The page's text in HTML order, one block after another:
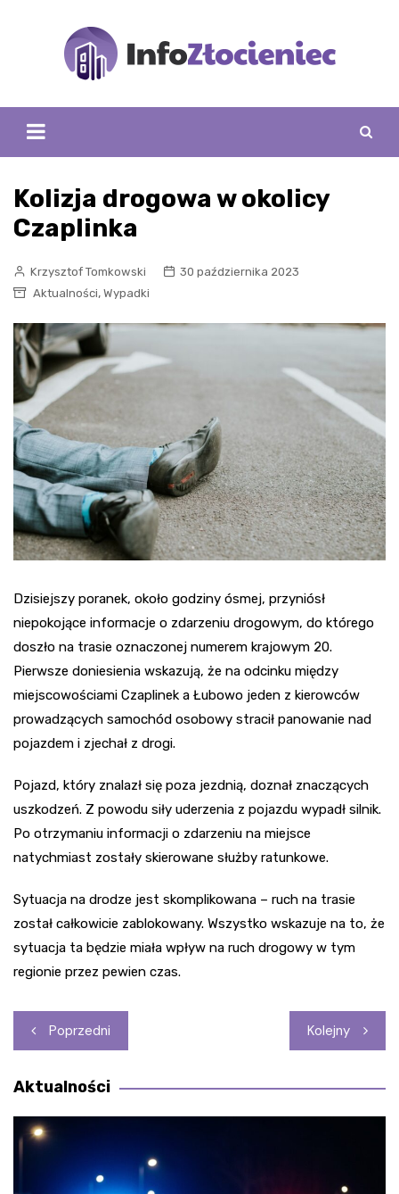
Kolizja drogowa w okolicy
Czaplinka
Krzysztof Tomkowski
30 października 2023
Aktualności, Wypadki
Dzisiejszy poranek, około godziny ósmej, przyniósł
niepokojące informacje o zdarzeniu drogowym, do którego
doszło na trasie oznaczonej numerem krajowym 20.
Pierwsze doniesienia wskazują, że na odcinku między
miejscowościami Czaplinek a Łubowo jeden z kierowców
prowadzących samochód osobowy stracił panowanie nad
pojazdem i zjechał z drogi.
Pojazd, który znalazł się poza jezdnią, doznał znaczących
uszkodzeń. Z powodu siły uderzenia z pojazdu wypadł silnik.
Po otrzymaniu informacji o zdarzeniu na miejsce
natychmiast zostały skierowane służby ratunkowe.
Sytuacja na drodze jest skomplikowana – ruch na trasie
został całkowicie zablokowany. Wszystko wskazuje na to, że
sytuacja ta będzie miała wpływ na ruch drogowy w tym
regionie przez pewien czas.
Nawigacja
wpisu
Poprzedni Kolejny
Aktualności